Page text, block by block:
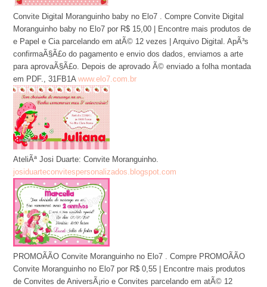
Convite Digital Moranguinho baby no Elo7 . Compre Convite Digital
Moranguinho baby no Elo7 por R$ 15,00 | Encontre mais produtos de
e Papel e Cia parcelando em atÃ© 12 vezes | Arquivo Digital. ApÃ³s
confirmaÃ§Ã£o do pagamento e envio dos dados, enviamos a arte
para aprovaÃ§Ã£o. Depois de aprovado Ã© enviado a folha montada
em PDF., 31FB1A www.elo7.com.br
AteliÃª Josi Duarte: Convite Moranguinho.
josiduarteconvitespersonalizados.blogspot.com
PROMOÃÃO Convite Moranguinho no Elo7 . Compre PROMOÃÃO
Convite Moranguinho no Elo7 por R$ 0,55 | Encontre mais produtos
de Convites de AniversÃ¡rio e Convites parcelando em atÃ© 12